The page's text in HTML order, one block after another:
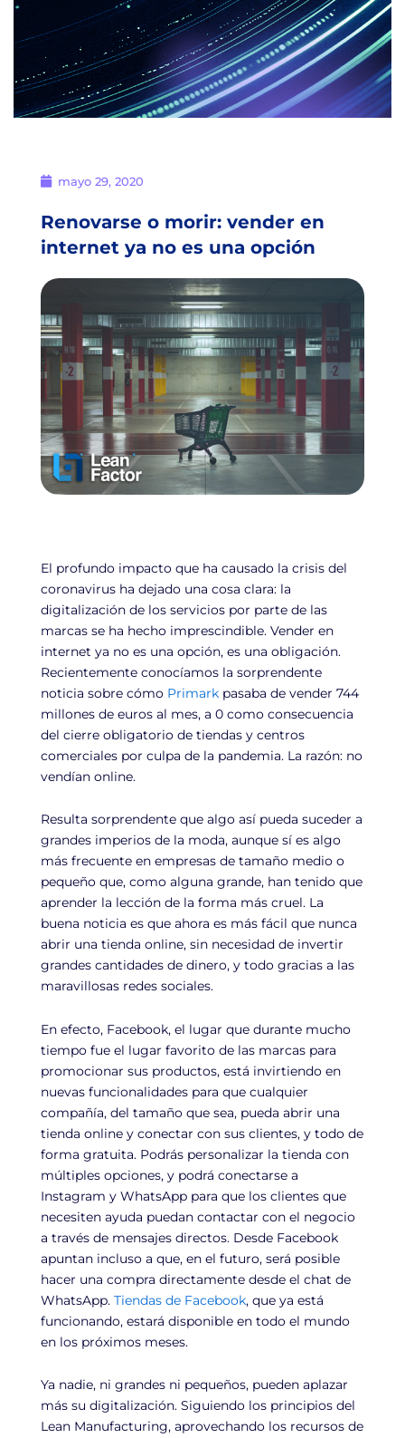
mayo 29, 2020
Renovarse o morir: vender en
internet ya no es una opción
El profundo impacto que ha causado la crisis del
coronavirus ha dejado una cosa clara: la
digitalización de los servicios por parte de las
marcas se ha hecho imprescindible. Vender en
internet ya no es una opción, es una obligación.
Recientemente conocíamos la sorprendente
noticia sobre cómo Primarkpasaba de vender 744
millones de euros al mes, a 0 como consecuencia
del cierre obligatorio de tiendas y centros
comerciales por culpa de la pandemia. La razón: no
vendían online.
Resulta sorprendente que algo así pueda suceder a
grandes imperios de la moda, aunque sí es algo
más frecuente en empresas de tamaño medio o
pequeño que, como alguna grande, han tenido que
aprender la lección de la forma más cruel. La
buena noticia es que ahora es más fácil que nunca
abrir una tienda online, sin necesidad de invertir
grandes cantidades de dinero, y todo gracias a las
maravillosas redes sociales.
En efecto, Facebook, el lugar que durante mucho
tiempo fue el lugar favorito de las marcas para
promocionar sus productos, está invirtiendo en
nuevas funcionalidades para que cualquier
compañía, del tamaño que sea, pueda abrir una
tienda online y conectar con sus clientes, y todo de
forma gratuita. Podrás personalizar la tienda con
múltiples opciones, y podrá conectarse a
Instagram y WhatsApp para que los clientes que
necesiten ayuda puedan contactar con el negocio
a través de mensajes directos. Desde Facebook
apuntan incluso a que, en el futuro, será posible
hacer una compra directamente desde el chat de
WhatsApp. Tiendas de Facebook, que ya está
funcionando, estará disponible en todo el mundo
en los próximos meses.
Ya nadie, ni grandes ni pequeños, pueden aplazar
más su digitalización. Siguiendo los principios del
Lean Manufacturing, aprovechando los recursos de